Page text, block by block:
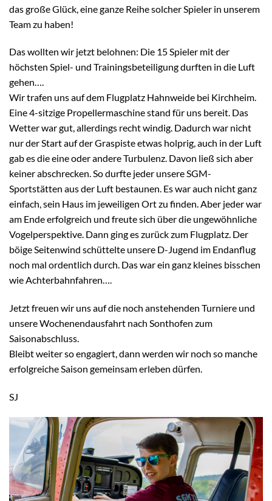
das große Glück, eine ganze Reihe solcher Spieler in unserem
Team zu haben!
Das wollten wir jetzt belohnen: Die 15 Spieler mit der
höchsten Spiel- und Trainingsbeteiligung durften in die Luft
gehen….
Wir trafen uns auf dem Flugplatz Hahnweide bei Kirchheim.
Eine 4-sitzige Propellermaschine stand für uns bereit. Das
Wetter war gut, allerdings recht windig. Dadurch war nicht
nur der Start auf der Graspiste etwas holprig, auch in der Luft
gab es die eine oder andere Turbulenz. Davon ließ sich aber
keiner abschrecken. So durfte jeder unsere SGM-
Sportstätten aus der Luft bestaunen. Es war auch nicht ganz
einfach, sein Haus im jeweiligen Ort zu finden. Aber jeder war
am Ende erfolgreich und freute sich über die ungewöhnliche
Vogelperspektive. Dann ging es zurück zum Flugplatz. Der
böige Seitenwind schüttelte unsere D-Jugend im Endanflug
noch mal ordentlich durch. Das war ein ganz kleines bisschen
wie Achterbahnfahren….
Jetzt freuen wir uns auf die noch anstehenden Turniere und
unsere Wochenendausfahrt nach Sonthofen zum
Saisonabschluss.
Bleibt weiter so engagiert, dann werden wir noch so manche
erfolgreiche Saison gemeinsam erleben dürfen.
SJ